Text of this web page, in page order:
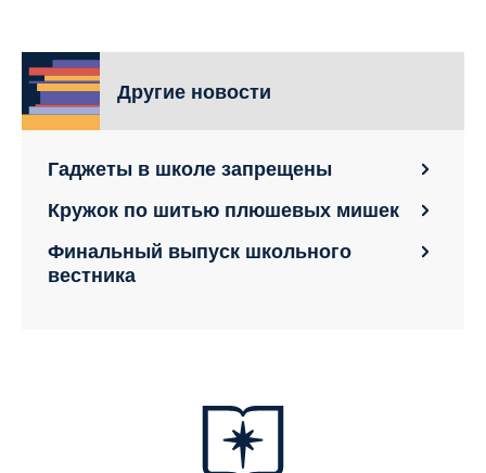
Другие новости
Гаджеты в школе запрещены
Кружок по шитью плюшевых мишек
Финальный выпуск школьного
вестника